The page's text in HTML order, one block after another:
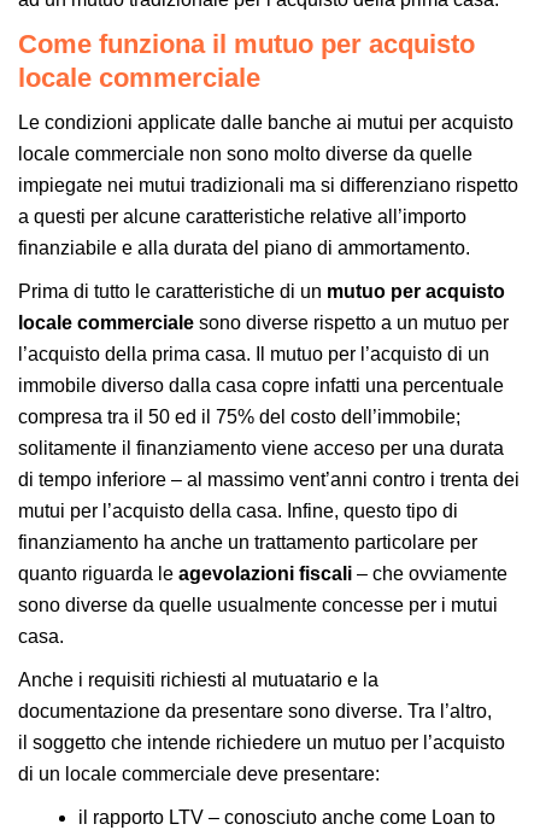
Come funziona il mutuo per acquisto
locale commerciale
Le condizioni applicate dalle banche ai mutui per acquisto
locale commerciale non sono molto diverse da quelle
impiegate nei mutui tradizionali ma si differenziano rispetto
a questi per alcune caratteristiche relative all’importo
finanziabile e alla durata del piano di ammortamento.
Prima di tutto le caratteristiche di un mutuo per acquisto
locale commerciale sono diverse rispetto a un mutuo per
l’acquisto della prima casa. Il mutuo per l’acquisto di un
immobile diverso dalla casa copre infatti una percentuale
compresa tra il 50 ed il 75% del costo dell’immobile;
solitamente il finanziamento viene acceso per una durata
di tempo inferiore – al massimo vent’anni contro i trenta dei
mutui per l’acquisto della casa. Infine, questo tipo di
finanziamento ha anche un trattamento particolare per
quanto riguarda le agevolazioni fiscali – che ovviamente
sono diverse da quelle usualmente concesse per i mutui
casa.
Anche i requisiti richiesti al mutuatario e la
documentazione da presentare sono diverse. Tra l’altro,
il soggetto che intende richiedere un mutuo per l’acquisto
di un locale commerciale deve presentare:
il rapporto LTV – conosciuto anche come Loan to